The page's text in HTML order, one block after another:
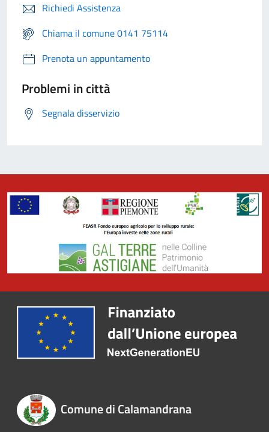
Richiedi Assistenza
Chiama il comune 0141 75114
Prenota un appuntamento
Problemi in città
Segnala disservizio
Comune di Calamandrana